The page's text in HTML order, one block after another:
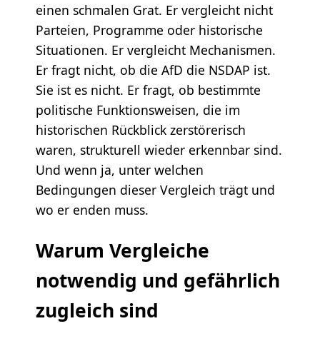
einen schmalen Grat. Er vergleicht nicht
Parteien, Programme oder historische
Situationen. Er vergleicht Mechanismen.
Er fragt nicht, ob die AfD die NSDAP ist.
Sie ist es nicht. Er fragt, ob bestimmte
politische Funktionsweisen, die im
historischen Rückblick zerstörerisch
waren, strukturell wieder erkennbar sind.
Und wenn ja, unter welchen
Bedingungen dieser Vergleich trägt und
wo er enden muss.
Warum Vergleiche
notwendig und gefährlich
zugleich sind